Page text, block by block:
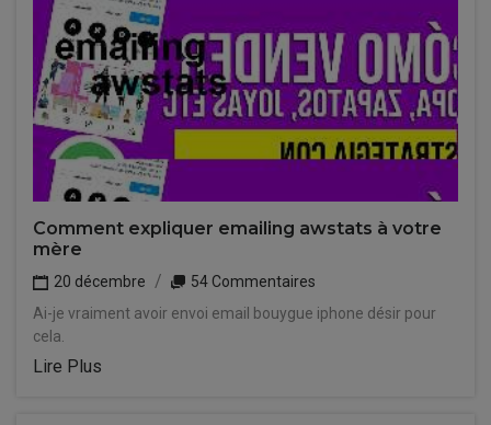
Comment expliquer emailing awstats à votre
mère
20 décembre
54 Commentaires
Ai-je vraiment avoir envoi email bouygue iphone désir pour
cela.
Lire Plus